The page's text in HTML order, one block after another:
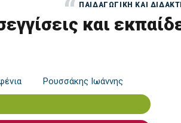
ΠΑΙΔΑΓΩΓΙΚΉ ΚΑΙ
και
Ρουσσάκης Ιωάννης